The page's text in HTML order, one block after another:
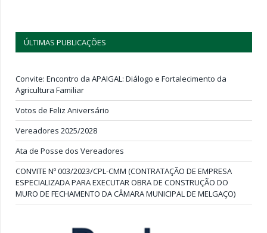
ÚLTIMAS PUBLICAÇÕES
Convite: Encontro da APAIGAL: Diálogo e Fortalecimento da
Agricultura Familiar
Votos de Feliz Aniversário
Vereadores 2025/2028
Ata de Posse dos Vereadores
CONVITE Nº 003/2023/CPL-CMM (CONTRATAÇÃO DE EMPRESA
ESPECIALIZADA PARA EXECUTAR OBRA DE CONSTRUÇÃO DO
MURO DE FECHAMENTO DA CÂMARA MUNICIPAL DE MELGAÇO)